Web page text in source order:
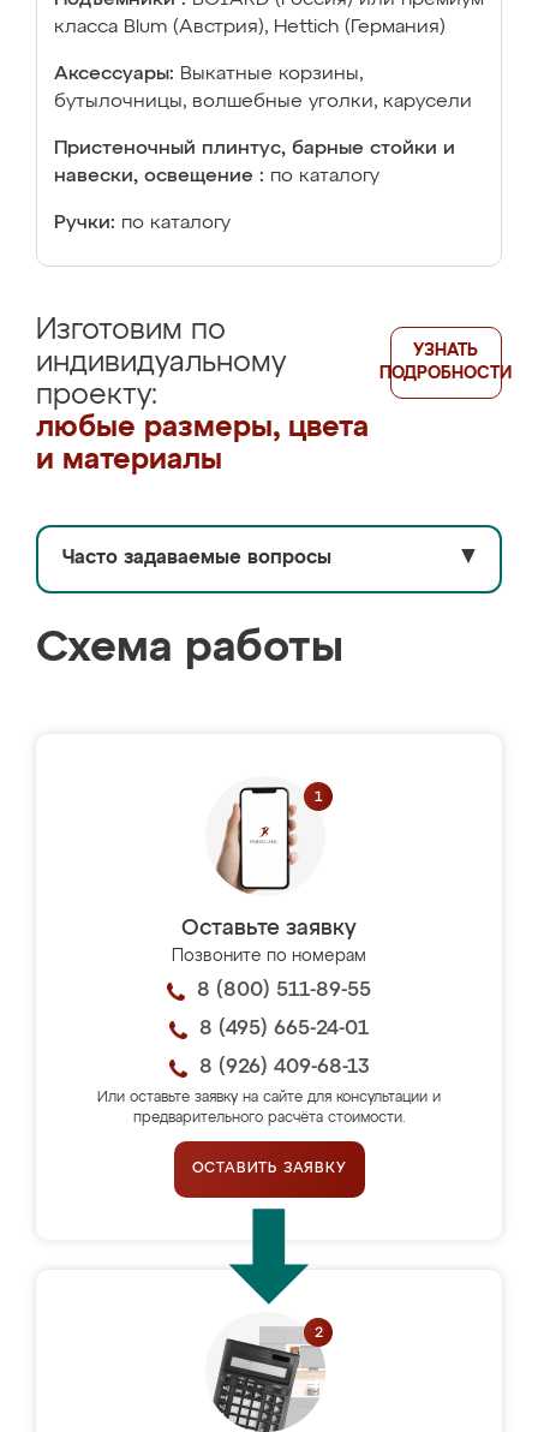
класса Blum (Австрия), Hettich (Германия)
Аксессуары: Выкатные корзины,
бутылочницы, волшебные уголки, карусели
Пристеночный плинтус, барные стойки и
навески, освещение : по каталогу
Ручки: по каталогу
Изготовим по
индивидуальному
проекту:
любые размеры, цвета
и материалы
УЗНАТЬ
ПОДРОБНОСТИ
Часто задаваемые вопросы ▼
Схема работы
Оставьте заявку
Позвоните по номерам
8 (800) 511-89-55
8 (495) 665-24-01
8 (926) 409-68-13
Или оставьте заявку на сайте для консультации и
предварительного расчёта стоимости.
ОСТАВИТЬ ЗАЯВКУ